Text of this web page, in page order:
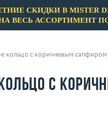
СКИДКИ В MISTER
ВЕСЬ АССОРТИМЕНТ
кольцо с коричневым сапфиром
с